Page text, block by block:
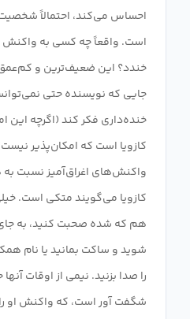
احساس می‌کند، احتمالاً شخصیت
است. واقعاً چه کسی به واکنش
خندد؟ این ضعیف‌ترین و
جایی که نویسنده حتی
خنده‌داری فکر کند (اگرچه این
کازویا است که امکان‌پذیر
واکنش‌های اغراق‌آمیز نسبت
کازویا می‌گویند متکی است.
هم که شده صحبت کنید، به
شوید و ساکت بمانید یا نام
را صدا بزنید. نیمی از اوقات
شگفت آور است، که واکنش او را